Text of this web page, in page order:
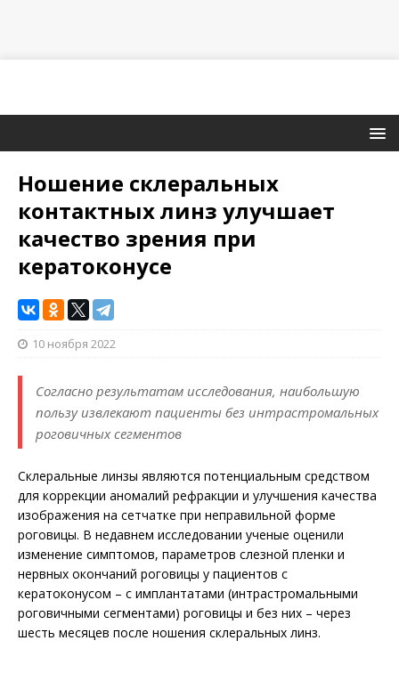
Ношение склеральных
контактных линз улучшает
качество зрения при
кератоконусе
10 ноября 2022
Согласно результатам исследования, наибольшую
пользу извлекают пациенты без интрастромальных
роговичных сегментов
Склеральные линзы являются потенциальным средством
для коррекции аномалий рефракции и улучшения качества
изображения на сетчатке при неправильной форме
роговицы. В недавнем исследовании ученые оценили
изменение симптомов, параметров слезной пленки и
нервных окончаний роговицы у пациентов с
кератоконусом – с имплантатами (интрастромальными
роговичными сегментами) роговицы и без них – через
шесть месяцев после ношения склеральных линз.